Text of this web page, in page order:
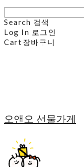
Search 검색
Log In 로그인
Cart 장바구니
오앤오 선물가게